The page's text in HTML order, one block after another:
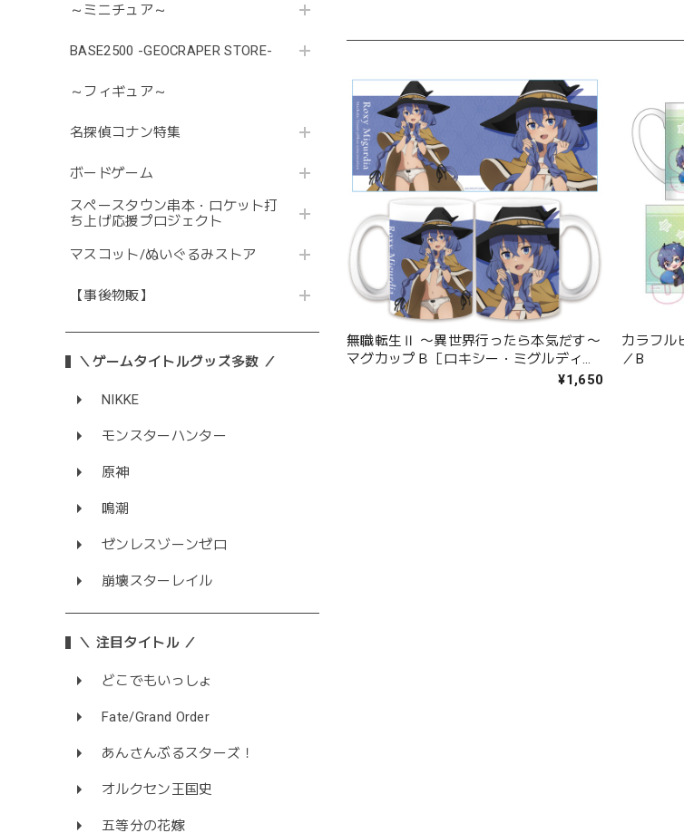
～ミニチュア～
BASE2500 -GEOCRAPER STORE-
～フィギュア～
名探偵コナン特集
ボードゲーム
スペースタウン串本・ロケット打
ち上げ応援プロジェクト
マスコット/ぬいぐるみストア
【事後物販】
＼ゲームタイトルグッズ多数 ／
NIKKE
モンスターハンター
原神
鳴潮
ゼンレスゾーンゼロ
崩壊スターレイル
＼ 注目タイトル ／
どこでもいっしょ
Fate/Grand Order
あんさんぶるスターズ！
オルクセン王国史
五等分の花嫁
無職転生Ⅱ 〜異世界行ったら本気だす〜
マグカップＢ［ロキシー・ミグルディ
¥1,650
カラフル
／B